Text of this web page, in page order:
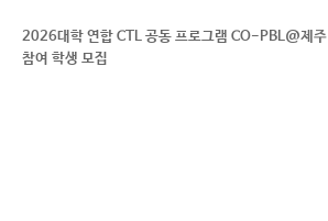
2026대학 연합 CTL 공동 프로그램 CO-PBL@제주
참여 학생 모집